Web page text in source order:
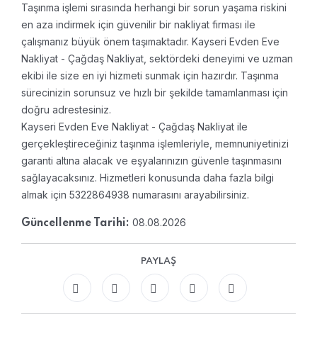
Taşınma işlemi sırasında herhangi bir sorun yaşama riskini
en aza indirmek için güvenilir bir nakliyat firması ile
çalışmanız büyük önem taşımaktadır. Kayseri Evden Eve
Nakliyat - Çağdaş Nakliyat, sektördeki deneyimi ve uzman
ekibi ile size en iyi hizmeti sunmak için hazırdır. Taşınma
sürecinizin sorunsuz ve hızlı bir şekilde tamamlanması için
doğru adrestesiniz.
Kayseri Evden Eve Nakliyat - Çağdaş Nakliyat ile
gerçekleştireceğiniz taşınma işlemleriyle, memnuniyetinizi
garanti altına alacak ve eşyalarınızın güvenle taşınmasını
sağlayacaksınız. Hizmetleri konusunda daha fazla bilgi
almak için 5322864938 numarasını arayabilirsiniz.
Güncellenme Tarihi: 08.08.2026
PAYLAŞ